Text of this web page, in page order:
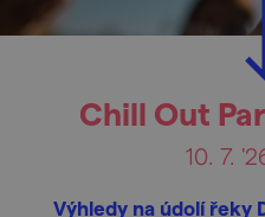
Chill Out
10. 7.
Výhledy na údolí řeky